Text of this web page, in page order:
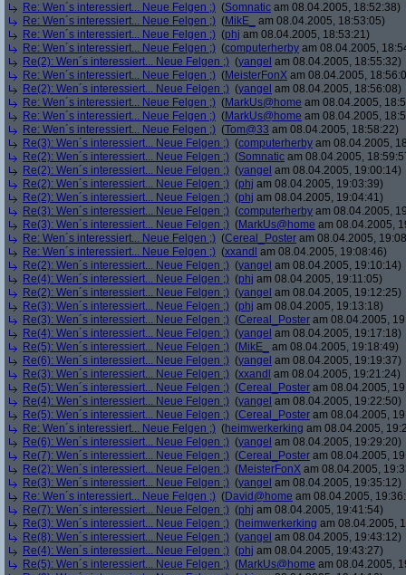
Re: Wen´s interessiert... Neue Felgen ;) (Somnatic am 08.04.2005, 18:52:38)
Re: Wen´s interessiert... Neue Felgen ;) (MikE_
am 08.04.2005, 18:53:05)
Re: Wen´s interessiert... Neue Felgen ;) (phj am 08.04.2005, 18:53:21)
Re: Wen´s interessiert... Neue Felgen ;) (computerherby am 08.04.2005,
Re(2): Wen´s interessiert... Neue Felgen ;) (yangel am 08.04.2005, 18:55:32)
Re: Wen´s interessiert... Neue Felgen ;) (MeisterFonX am 08.04.2005,
Re(2): Wen´s interessiert... Neue Felgen ;) (yangel am 08.04.2005, 18:56:08)
Re: Wen´s interessiert... Neue Felgen ;) (MarkUs@home am 08.04.2005,
Re: Wen´s interessiert... Neue Felgen ;) (MarkUs@home am 08.04.2005,
Re: Wen´s interessiert... Neue Felgen ;) (Tom@33 am 08.04.2005, 18:58:22)
Re(3): Wen´s interessiert... Neue Felgen ;) (computerherby am 08.04.2005,
Re(2): Wen´s interessiert... Neue Felgen ;) (Somnatic am 08.04.2005,
Re(2): Wen´s interessiert... Neue Felgen ;) (yangel am 08.04.2005, 19:00:14)
Re(2): Wen´s interessiert... Neue Felgen ;) (phj am 08.04.2005, 19:03:39)
Re(2): Wen´s interessiert... Neue Felgen ;) (phj am 08.04.2005, 19:04:41)
Re(3): Wen´s interessiert... Neue Felgen ;) (computerherby am 08.04.2005,
Re(3): Wen´s interessiert... Neue Felgen ;) (MarkUs@home am 08.04.2005,
Re: Wen´s interessiert... Neue Felgen ;) (Cereal_Poster am 08.04.2005,
Re: Wen´s interessiert... Neue Felgen ;) (xxandl am 08.04.2005, 19:08:46)
Re(2): Wen´s interessiert... Neue Felgen ;) (yangel am 08.04.2005, 19:10:14)
Re(4): Wen´s interessiert... Neue Felgen ;) (phj am 08.04.2005, 19:11:05)
Re(2): Wen´s interessiert... Neue Felgen ;) (yangel am 08.04.2005, 19:12:25)
Re(3): Wen´s interessiert... Neue Felgen ;) (phj am 08.04.2005, 19:13:18)
Re(3): Wen´s interessiert... Neue Felgen ;) (Cereal_Poster am 08.04.2005,
Re(4): Wen´s interessiert... Neue Felgen ;) (yangel am 08.04.2005, 19:17:18)
Re(5): Wen´s interessiert... Neue Felgen ;) (MikE_
am 08.04.2005, 19:18:49)
Re(6): Wen´s interessiert... Neue Felgen ;) (yangel am 08.04.2005, 19:19:37)
Re(3): Wen´s interessiert... Neue Felgen ;) (xxandl am 08.04.2005, 19:21:24)
Re(5): Wen´s interessiert... Neue Felgen ;) (Cereal_Poster am 08.04.2005,
Re(4): Wen´s interessiert... Neue Felgen ;) (yangel am 08.04.2005, 19:22:50)
Re(5): Wen´s interessiert... Neue Felgen ;) (Cereal_Poster am 08.04.2005,
Re: Wen´s interessiert... Neue Felgen ;) (heimwerkerking am 08.04.2005,
Re(6): Wen´s interessiert... Neue Felgen ;) (yangel am 08.04.2005, 19:29:20)
Re(7): Wen´s interessiert... Neue Felgen ;) (Cereal_Poster am 08.04.2005,
Re(2): Wen´s interessiert... Neue Felgen ;) (MeisterFonX am 08.04.2005,
Re(3): Wen´s interessiert... Neue Felgen ;) (yangel am 08.04.2005, 19:35:12)
Re: Wen´s interessiert... Neue Felgen ;) (David@home am 08.04.2005,
Re(7): Wen´s interessiert... Neue Felgen ;) (phj am 08.04.2005, 19:41:54)
Re(3): Wen´s interessiert... Neue Felgen ;) (heimwerkerking am 08.04.2005,
Re(8): Wen´s interessiert... Neue Felgen ;) (yangel am 08.04.2005, 19:43:12)
Re(4): Wen´s interessiert... Neue Felgen ;) (phj am 08.04.2005, 19:43:27)
Re(5): Wen´s interessiert... Neue Felgen ;) (MarkUs@home am 08.04.2005,